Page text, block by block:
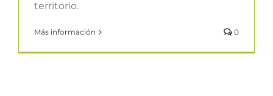
territorio.
Más información 0